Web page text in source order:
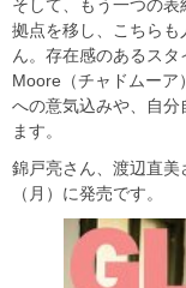
そして、もう一つの
拠点を移し、こちらも
ん。存在感のあるス
Moore（チャドムーア
への意気込みや、自
ます。
錦戸亮さん、渡辺直
（月）に発売です。